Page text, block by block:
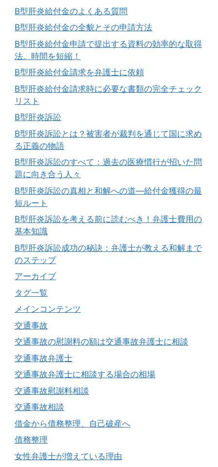
B型肝炎給付金のよくある質問
B型肝炎給付金の全貌とその申請方法
B型肝炎給付金申請で提出する資料の効率的な取得
法。時間を短縮！
B型肝炎給付金請求を弁護士に依頼
B型肝炎給付金請求時に必要な書類の完全チェック
リスト
B型肝炎訴訟
B型肝炎訴訟とは？被害者が裁判を通じて国に求め
る正義の物語
B型肝炎訴訟のすべて：過去の医療慣行が招いた問
題に向き合う人々
B型肝炎訴訟の真相と和解への道―給付金獲得の最
短ルート
B型肝炎訴訟を考える前に読むべき！弁護士費用の
基本知識
B型肝炎訴訟成功の秘訣：弁護士が教える和解まで
のステップ
アーカイブ
タグ一覧
メインコンテンツ
交通事故
交通事故の慰謝料の額は交通事故弁護士に相談
交通事故弁護士
交通事故弁護士に相談する場合の相場
交通事故慰謝料相談
交通事故相談
借金から債務整理、自己破産へ
債務整理
女性弁護士が増えている理由